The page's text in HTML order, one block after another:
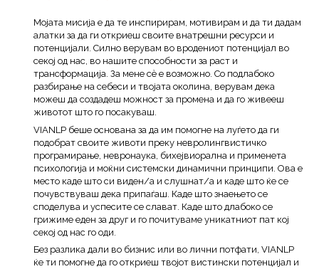
Мојата мисија е да те инспирирам, мотивирам и да ти дадам
алатки за да ги откриеш своите внатрешни ресурси и
потенцијали. Силно верувам во вродениот потенцијал во
секој од нас, во нашите способности за раст и
трансформација. За мене сè е возможно. Со подлабоко
разбирање на себеси и твојата околина, верувам дека
можеш да создадеш можност за промена и да го живееш
животот што го посакуваш.
VIANLP беше основана за да им помогне на луѓето да ги
подобрат своите животи преку невролингвистичко
програмирање, невронаука, бихејвиорална и применета
психологија и моќни системски динамични принципи. Ова е
место каде што си виден/а и слушнат/а и каде што ќе се
почувствуваш дека припаѓаш. Каде што знаењето се
споделува и успесите се слават. Каде што длабоко се
грижиме еден за друг и го почитуваме уникатниот пат кој
секој од нас го оди.
Без разлика дали во бизнис или во лични потфати, VIANLP
ќе ти помогне да го откриеш твојот вистински потенцијал и